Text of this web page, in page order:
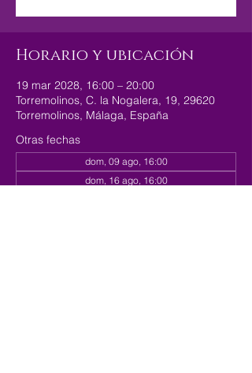
Horario y ubicación
19 mar 2028, 16:00 – 20:00
Torremolinos, C. la Nogalera, 19, 29620
Torremolinos, Málaga, España
Otras fechas
dom, 09 ago, 16:00
dom, 16 ago, 16:00